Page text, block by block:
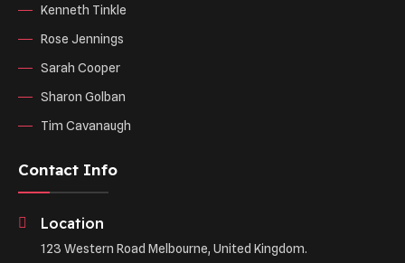
Kenneth Tinkle
Rose Jennings
Sarah Cooper
Sharon Golban
Tim Cavanaugh
Contact Info
Location
123 Western Road Melbourne, United Kingdom.